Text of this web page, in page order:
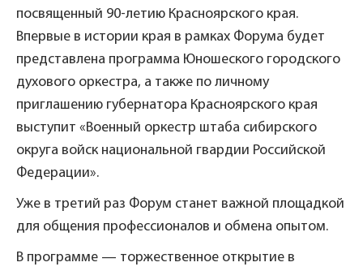
посвященный 90-летию Красноярского края.
Впервые в истории края в рамках Форума будет
представлена программа Юношеского городского
духового оркестра, а также по личному
приглашению губернатора Красноярского края
выступит «Военный оркестр штаба сибирского
округа войск национальной гвардии Российской
Федерации».
Уже в третий раз Форум станет важной площадкой
для общения профессионалов и обмена опытом.
В программе — торжественное открытие в